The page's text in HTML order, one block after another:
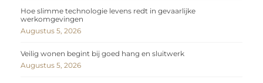
Hoe slimme technologie levens redt in gevaarlijke
werkomgevingen
Augustus 5, 2026
Veilig wonen begint bij goed hang en sluitwerk
Augustus 5, 2026